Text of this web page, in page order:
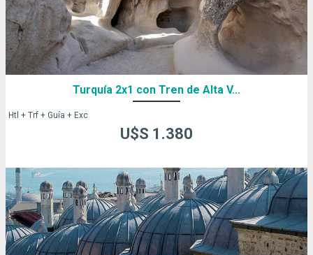
Turquía 2x1 con Tren de Alta V...
Htl + Trf + Guía + Exc
U$S 1.380